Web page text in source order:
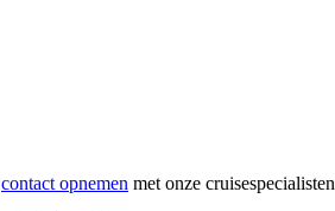
contact opnemen met onze cruisespecialisten